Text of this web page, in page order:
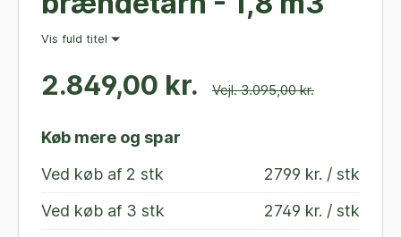
Vis fuld titel
2.849,00 kr. Vejl. 3.095,00 kr.
Køb mere og spar
Ved køb af 2 stk
2799 kr. / stk
Ved køb af 3 stk
2749 kr. / stk